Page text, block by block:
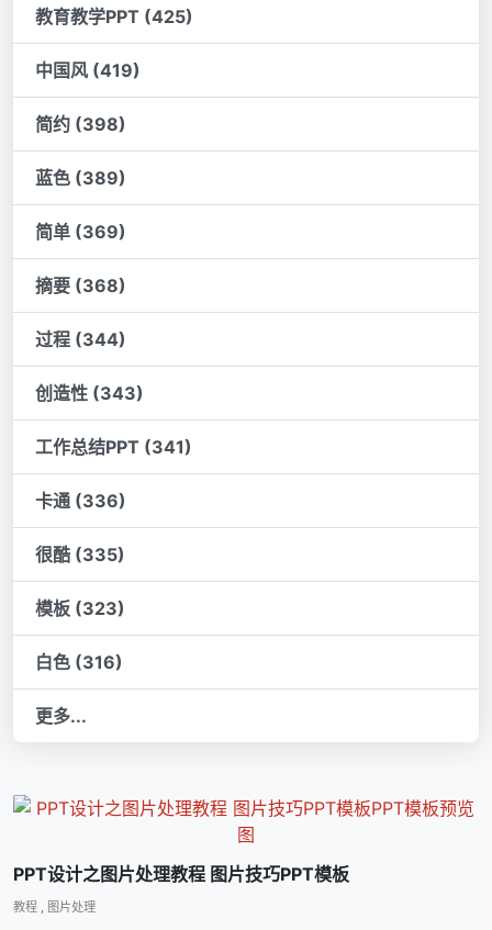
教育教学PPT (425)
中国风 (419)
简约 (398)
蓝色 (389)
简单 (369)
摘要 (368)
过程 (344)
创造性 (343)
工作总结PPT (341)
卡通 (336)
很酷 (335)
模板 (323)
白色 (316)
更多...
PPT设计之图片处理教程 图片技巧PPT模板
教程 , 图片处理